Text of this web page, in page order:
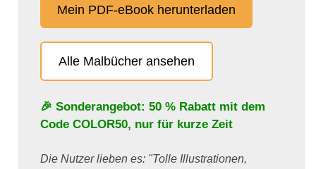
Mein PDF-eBook herunterladen
Alle Malbücher ansehen
🎉 Sonderangebot: 50 % Rabatt mit dem
Code COLOR50, nur für kurze Zeit
Die Nutzer lieben es: "Tolle Illustrationen,